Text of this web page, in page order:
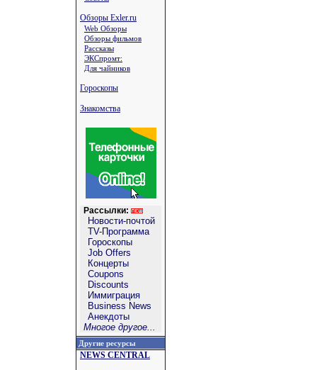
Обзоры Exler.ru
Web Обзоры
Обзоры фильмов
Рассказы
ЭКСпромт:
Для чайников
Гороскопы
Знакомства
Рассылки:
Новости-почтой
TV-Программа
Гороскопы
Job Offers
Концерты
Coupons
Discounts
Иммиграция
Business News
Анекдоты
Многое другое...
Другие ресурсы
NEWS CENTRAL